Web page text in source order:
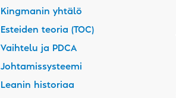
Kingmanin yhtälö
Esteiden teoria (TOC)
Vaihtelu ja PDCA
Johtamissysteemi
Leanin historiaa